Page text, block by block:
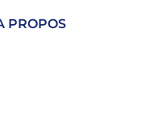
PROPOS